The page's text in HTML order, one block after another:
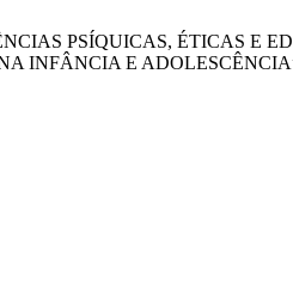
PSÍQUICAS, ÉTICAS E
INFÂNCIA E